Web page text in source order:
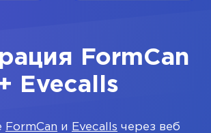
FormCan
Evecalls
FormCan и Evecalls через веб